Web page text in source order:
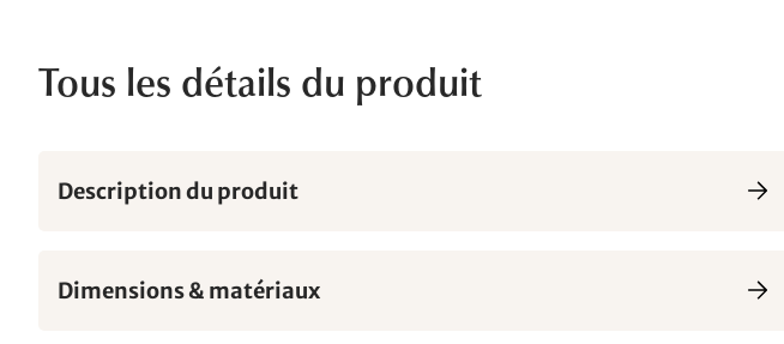
Tous les détails du produit
Description du produit
Dimensions & matériaux